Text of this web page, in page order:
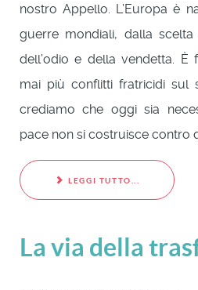
nostro Appello. L’Europa è
guerre mondiali, dalla
dell’odio e della vendetta. È
mai più conflitti fratricidi sul
crediamo che oggi sia
pace non si costruisce contro
LEGGI TUTTO...
La via della